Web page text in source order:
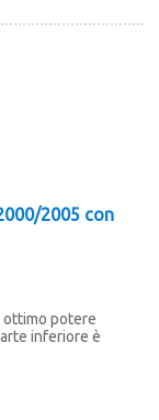
2005 con
ottimo potere
inferiore è